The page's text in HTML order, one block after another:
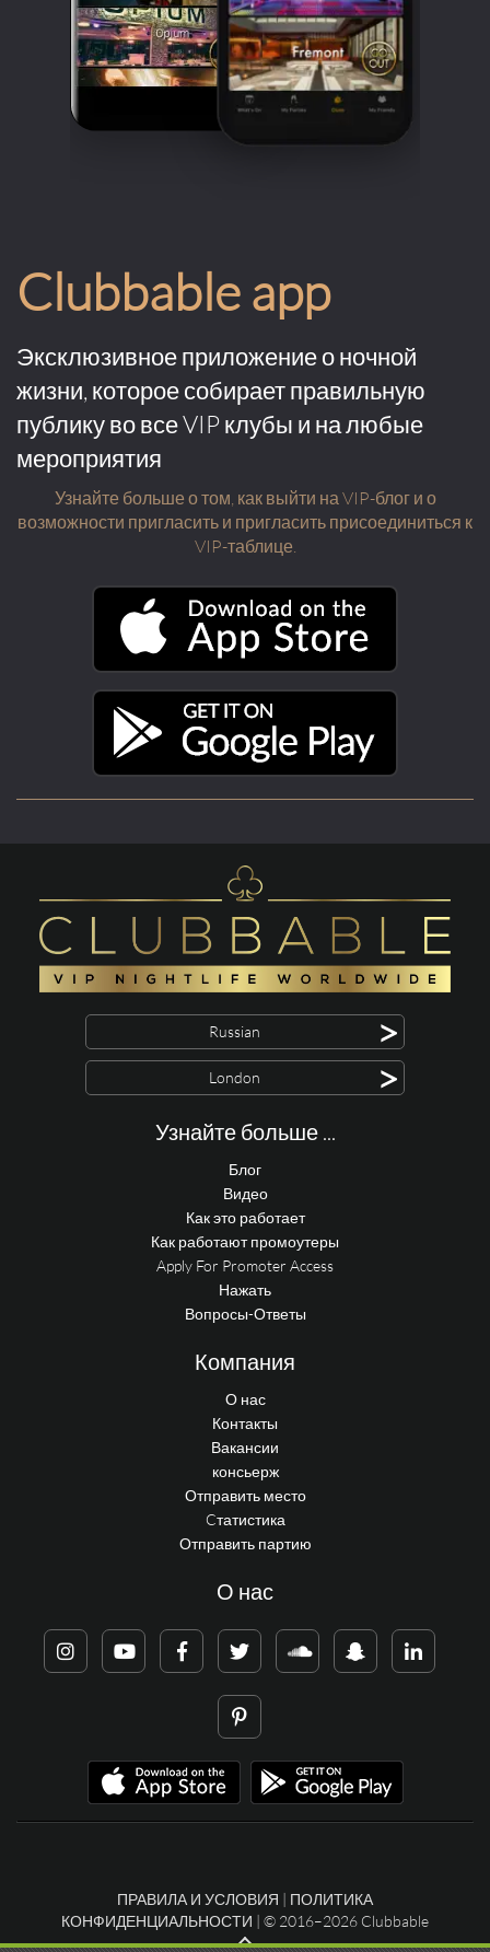
Clubbable app
Эксклюзивное приложение о ночной
жизни, которое собирает правильную
публику во все VIP клубы и на любые
мероприятия
Узнайте больше о том, как выйти на VIP-блог и о
возможности пригласить и пригласить присоединиться к
VIP-таблице.
Russian >
London >
Узнайте больше ...
Блог
Видео
Как это работает
Как работают промоутеры
Apply For Promoter Access
Нажать
Вопросы-Ответы
Компания
О нас
Контакты
Вакансии
консьерж
Отправить место
Cтатистика
Отправить партию
О нас
ПРАВИЛА И УСЛОВИЯ | ПОЛИТИКА
КОНФИДЕНЦИАЛЬНОСТИ | © 2016–2026 Clubbable